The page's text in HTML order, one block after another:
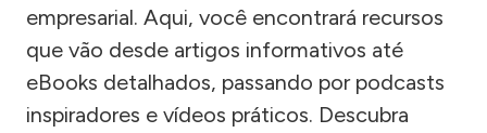
empresarial. Aqui, você encontrará recursos
que vão desde artigos informativos até
eBooks detalhados, passando por podcasts
inspiradores e vídeos práticos. Descubra